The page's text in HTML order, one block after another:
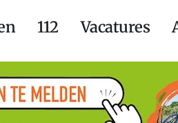
112 Vacatures